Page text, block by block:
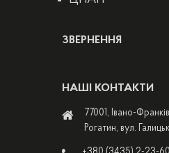
ЗВЕРНЕННЯ
НАШІ КОНТАКТИ
77001, Івано-
Рогатин, вул.